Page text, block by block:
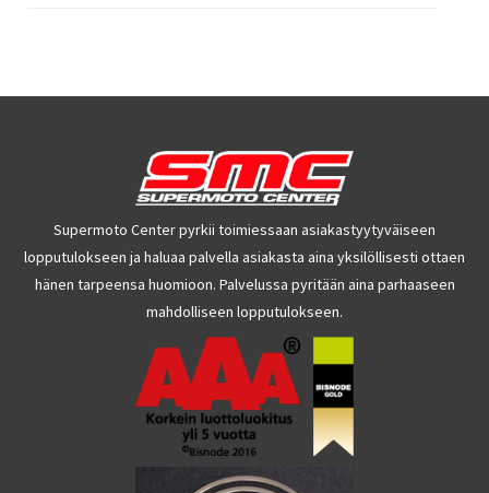
Supermoto Center pyrkii toimiessaan asiakastyytyväiseen
lopputulokseen ja haluaa palvella asiakasta aina yksilöllisesti ottaen
hänen tarpeensa huomioon. Palvelussa pyritään aina parhaaseen
mahdolliseen lopputulokseen.